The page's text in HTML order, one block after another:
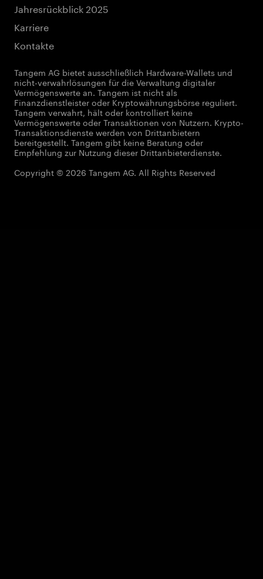
Jahresrückblick 2025
Karriere
Kontakte
Tangem AG bietet ausschließlich Hardware-Wallets und
nicht-verwahrlösungen für die Verwaltung digitaler
Vermögenswerte an. Tangem ist nicht als
Finanzdienstleister oder Kryptowährungsbörse reguliert.
Tangem verwahrt, hält oder kontrolliert keine
Vermögenswerte oder Transaktionen von Nutzern. Krypto-
Transaktionsdienste werden von Drittanbietern
bereitgestellt. Tangem gibt keine Beratung oder
Empfehlung zur Nutzung dieser Drittanbieterdienste.